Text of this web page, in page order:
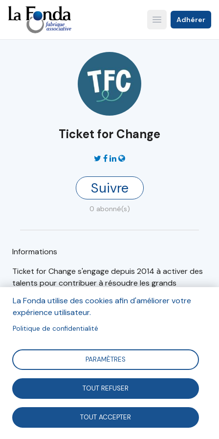
Aller
au
contenu
principal
Open main menu
Adhérer
Ticket for Change
Suivre
0 abonné(s)
Informations
Ticket for Change s'engage depuis 2014 à activer des
talents pour contribuer à résoudre les grands
Ses missions :
Accélérer la transition écologique
Développer les capacités de chacun
Ticket for Change accompagne celles et ceux qui
souhaitent avoir un impact positif sur la société par
leur travail, mais qui ne savent pas comment, en
aidant chacun à trouver sa voie d’engagement pour
La Fonda utilise des cookies afin d'améliorer votre
expérience utilisateur.
Politique de confidentialité
PARAMÈTRES
TOUT REFUSER
TOUT ACCEPTER